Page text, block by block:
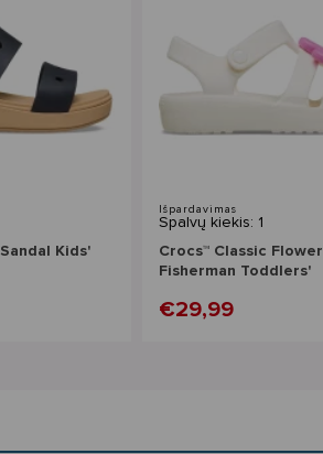
Kids'
Išpardavimas
Spalvų kiekis: 1
Crocs™ Classic Flower
Fisherman Toddlers'
€29,99